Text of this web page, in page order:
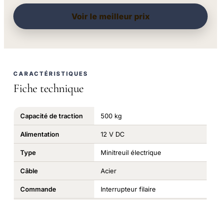
Voir le meilleur prix
CARACTÉRISTIQUES
Fiche technique
Capacité de traction 500 kg
Alimentation 12 V DC
Type Minitreuil électrique
Câble Acier
Commande Interrupteur filaire